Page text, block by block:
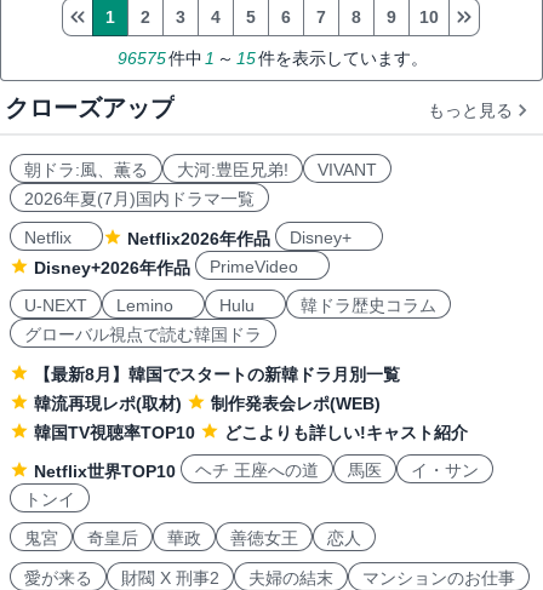
96575件中 1 ～ 15件を表示しています。
1 2 3 4 5 6 7 8 9 10
クローズアップ もっと見る
朝ドラ:風、薫る 大河:豊臣兄弟!
VIVANT
2026年夏(7月)国内ドラマ一覧
Netflix
Netflix2026年作品
Disney+
Disney+2026年作品
PrimeVideo
U-NEXT
Lemino Hulu
韓ドラ歴史コラム
グローバル視点で読む韓国ドラ
【最新8月】韓国でスタートの新韓ドラ月別一覧
韓流再現レポ(取材)
制作発表会レポ(WEB)
韓国TV視聴率TOP10
どこよりも詳しい!キャスト紹介
Netflix世界TOP10
ヘチ 王座への道 馬医
イ・サン
トンイ
鬼宮
奇皇后 華政 善徳女王 恋人
愛が来る 財閥 X 刑事2 夫婦の結末
マンションのお仕事